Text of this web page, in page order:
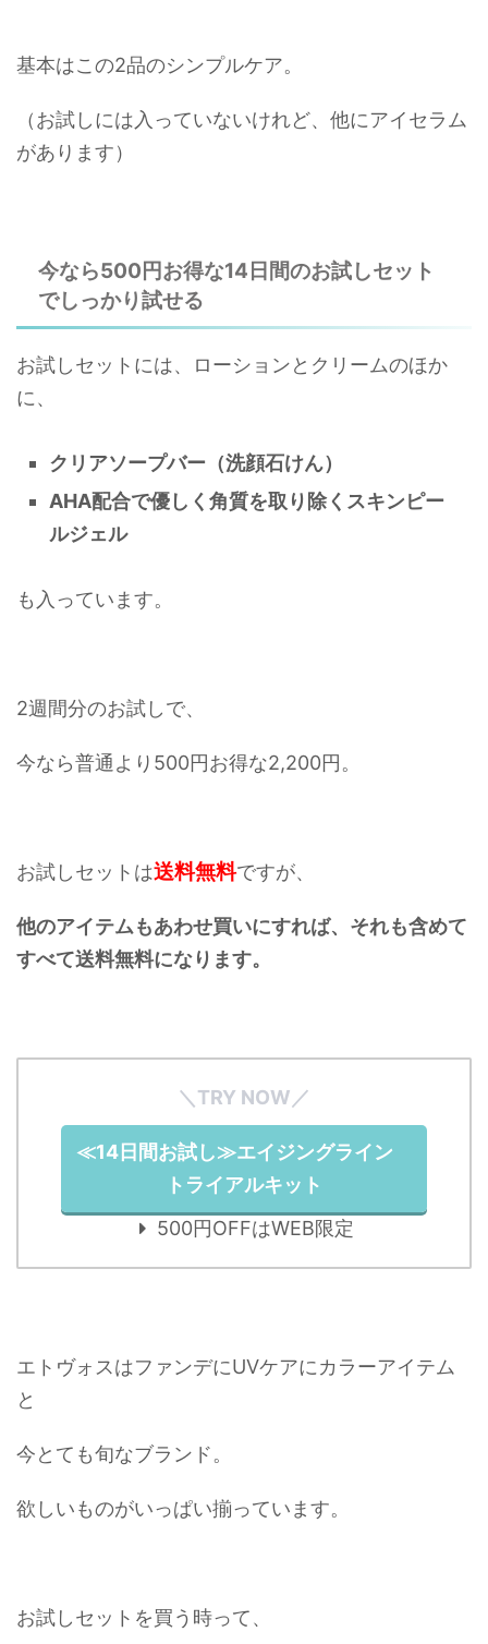
基本はこの2品のシンプルケア。
（お試しには入っていないけれど、他にアイセラム
があります）
今なら500円お得な14日間のお試しセット
でしっかり試せる
お試しセットには、ローションとクリームのほか
に、
クリアソープバー（洗顔石けん）
AHA配合で優しく角質を取り除くスキンピー
ルジェル
も入っています。
2週間分のお試しで、
今なら普通より500円お得な2,200円。
お試しセットは送料無料ですが、
他のアイテムもあわせ買いにすれば、 それも含めて
すべて送料無料になります。
＼TRY NOW／
≪14日間お試し≫エイジングライン
トライアルキット
500円OFFはWEB限定
エトヴォスはファンデにUVケアにカラーアイテム
と
今とても旬なブランド。
欲しいものがいっぱい揃っています。
お試しセットを買う時って、